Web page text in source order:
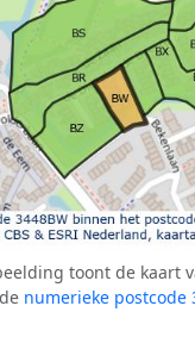
toont de kaart
numerieke postcode